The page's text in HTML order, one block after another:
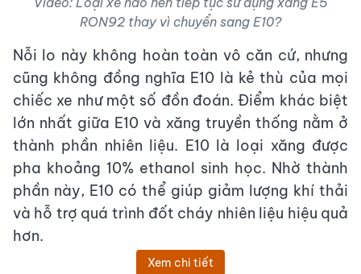
RON92 thay vì chuyển sang E10?
Nỗi lo này không hoàn toàn vô căn cứ, nhưng
cũng không đồng nghĩa E10 là kẻ thù của mọi
chiếc xe như một số đồn đoán. Điểm khác biệt
lớn nhất giữa E10 và xăng truyền thống nằm ở
thành phần nhiên liệu. E10 là loại xăng được
pha khoảng 10% ethanol sinh học. Nhờ thành
phần này, E10 có thể giúp giảm lượng khí thải
và hỗ trợ quá trình đốt cháy nhiên liệu hiệu quả
hơn.
Xem chi tiết